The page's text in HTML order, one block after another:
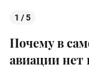
1 / 5
Почему в
авиации